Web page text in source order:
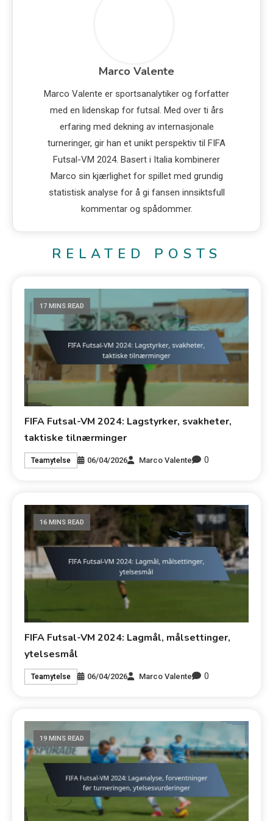
Marco Valente
Marco Valente er sportsanalytiker og forfatter
med en lidenskap for futsal. Med over ti års
erfaring med dekning av internasjonale
turneringer, gir han et unikt perspektiv til FIFA
Futsal-VM 2024. Basert i Italia kombinerer
Marco sin kjærlighet for spillet med grundig
statistisk analyse for å gi fansen innsiktsfull
kommentar og spådommer.
RELATED POSTS
17 MINS READ
FIFA Futsal-VM 2024: Lagstyrker, svakheter,
taktiske tilnærminger
Teamytelse 06/04/2026 Marco Valente 0
16 MINS READ
FIFA Futsal-VM 2024: Lagmål, målsettinger,
ytelsesmål
Teamytelse 06/04/2026 Marco Valente 0
19 MINS READ